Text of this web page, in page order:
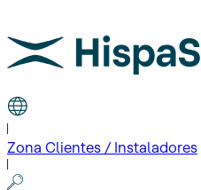
Zona Clientes / Instaladores